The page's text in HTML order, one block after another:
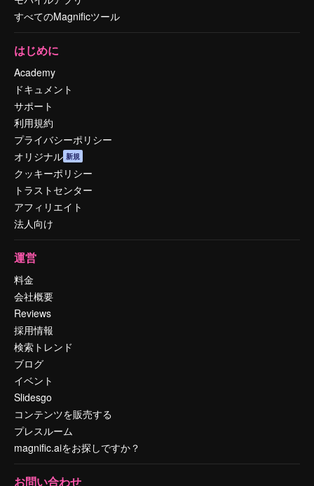
すべてのMagnificツール
はじめに
Academy
ドキュメント
サポート
利用規約
プライバシーポリシー
オリジナル 新規
クッキーポリシー
トラストセンター
アフィリエイト
法人向け
運営
料金
会社概要
Reviews
採用情報
検索トレンド
ブログ
イベント
Slidesgo
コンテンツを販売する
プレスルーム
magnific.aiをお探しですか？
お問い合わせ